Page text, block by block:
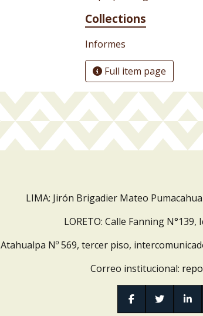
Collections
Informes
Full item page
LIMA: Jirón Brigadier Mateo
LORETO: Calle Fanning
Atahualpa Nº 569, tercer piso,
Correo institucional: